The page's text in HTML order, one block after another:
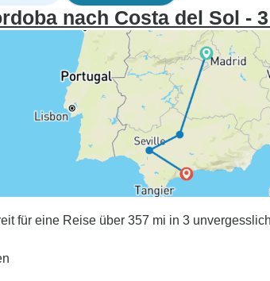
nach Costa del Sol - 3
für eine Reise über 357 mi in 3